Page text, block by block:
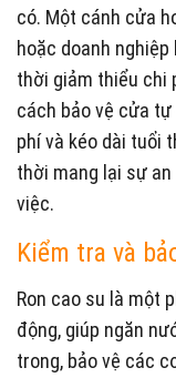
có. Một cánh cửa
hoặc doanh
thời giảm thiểu chi
cách bảo vệ cửa
phí và kéo dài tuổi
thời mang lại sự
việc.
Kiểm tra và
Ron cao su là một
động, giúp ngăn
trong, bảo vệ các